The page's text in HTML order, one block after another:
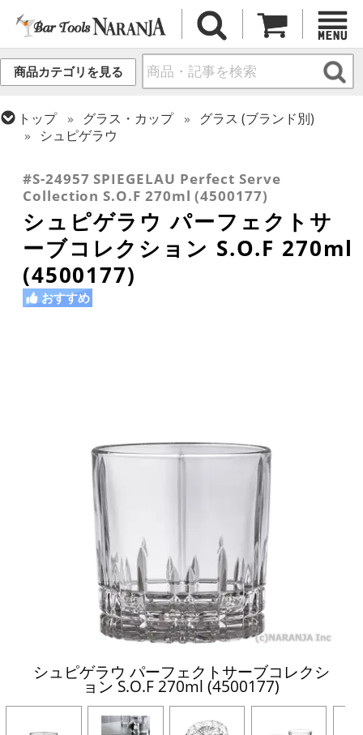
商品カテゴリを見る
トップ グラス・カップ
グラス (ブランド別)
シュピゲラウ
ロックグラス
#S-24957 SPIEGELAU Perfect Serve
Collection S.O.F 270ml (4500177)
シュピゲラウ パーフェクトサ
ーブコレクション S.O.F 270ml
(4500177)
おすすめ
シュピゲラウ パーフェクトサーブコレクシ
ョン S.O.F 270ml (4500177)